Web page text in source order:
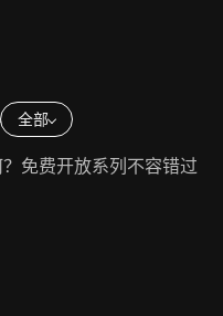
全部
免费开放系列不容错过